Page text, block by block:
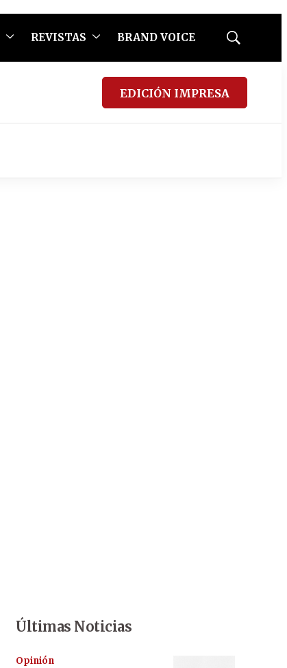
REVISTAS BRAND VOICE
Mostrar
EDICIÓN IMPRESA
Últimas Noticias
Opinión